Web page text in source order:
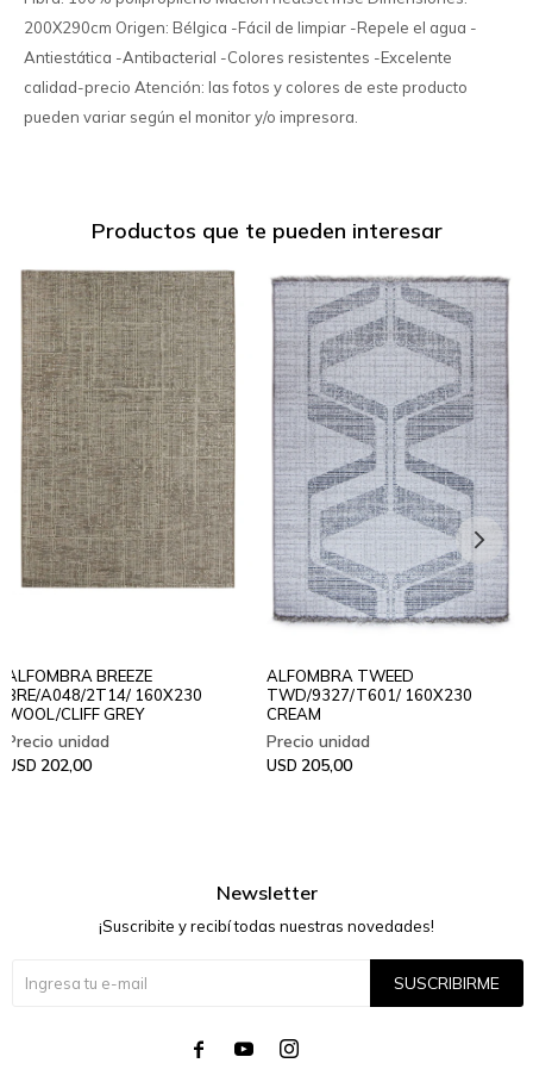
200X290cm Origen: Bélgica -Fácil de limpiar -Repele el agua -
Antiestática -Antibacterial -Colores resistentes -Excelente
calidad-precio Atención: las fotos y colores de este producto
pueden variar según el monitor y/o impresora.
Productos que te pueden interesar
ALFOMBRA BREEZE
BRE/A048/2T14/ 160X230
WOOL/CLIFF GREY
USD 202,00
ALFOMBRA TWEED
TWD/9327/T601/ 160X230
CREAM
USD 205,00
Newsletter
¡Suscribite y recibí todas nuestras novedades!
SUSCRIBIRME
  